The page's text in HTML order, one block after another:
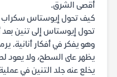
أقصى الشرق.
كيف تحول إيوستاس سكراب
تحول إيوستاس إلى تنين
وهو يفكر في أفكار أنانية.
يظهر على السطح، ولا يعود
يخلع عنه جلد التنين في